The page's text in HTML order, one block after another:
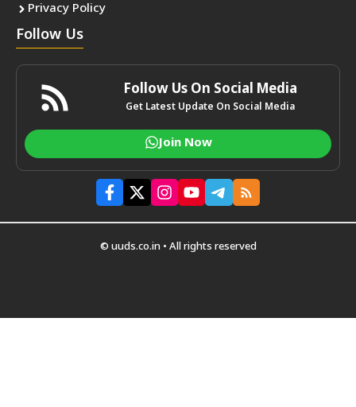
Privacy Policy
Follow Us
Follow Us On Social Media
Get Latest Update On Social Media
Join Now
© uuds.co.in • All rights reserved